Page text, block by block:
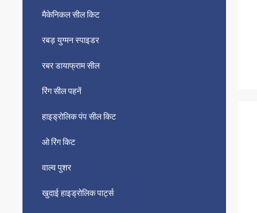
मैकेनिकल सील किट
रबड़ युग्मन स्पाइडर
रबर डायाफ्राम सील
रिंग सील पहनें
हाइड्रोलिक पंप सील किट
ओ रिंग किट
वाल्व पुशर
खुदाई हाइड्रोलिक पार्ट्स